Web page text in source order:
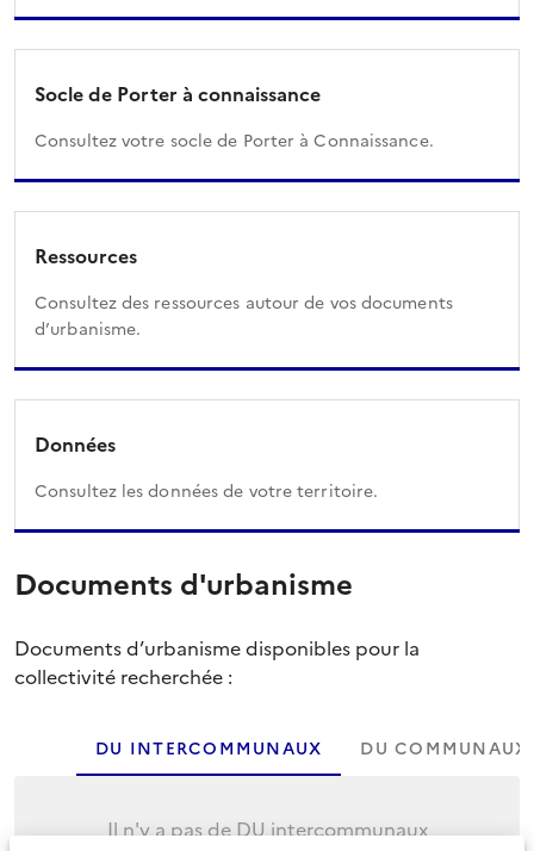
Socle de Porter à connaissance
Consultez votre socle de Porter à Connaissance.
Ressources
Consultez des ressources autour de vos documents
d’urbanisme.
Données
Consultez les données de votre territoire.
Documents d'urbanisme
Documents d’urbanisme disponibles pour la
collectivité recherchée :
DU INTERCOMMUNAUX DU COMMUNAUX
Il n'y a pas de DU intercommunaux